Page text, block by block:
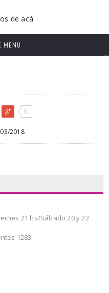
MENU
0
2018
21 hs/Sábado 20 y 22
1283